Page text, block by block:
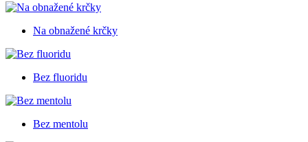
Na obnažené krčky
Bez fluoridu
Bez mentolu